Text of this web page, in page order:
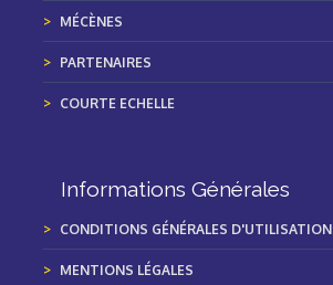
MÉCÈNES
PARTENAIRES
COURTE ECHELLE
Informations Générales
CONDITIONS GÉNÉRALES D'UTILISATION
MENTIONS LÉGALES